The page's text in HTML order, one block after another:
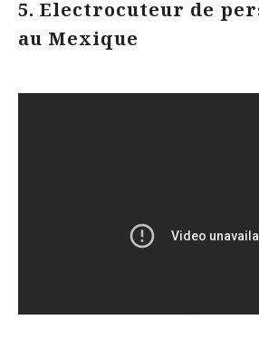
5. Electrocuteur de
au Mexique